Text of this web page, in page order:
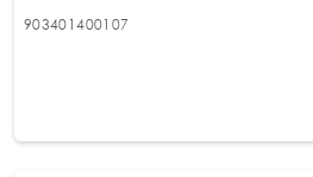
903401400107